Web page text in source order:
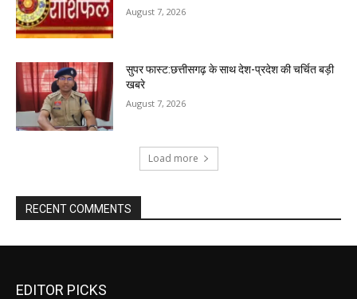
August 7, 2026
सुपर फास्ट:छत्तीसगढ़ के साथ देश-प्रदेश की चर्चित बड़ी
खबरे
August 7, 2026
Load more
RECENT COMMENTS
EDITOR PICKS